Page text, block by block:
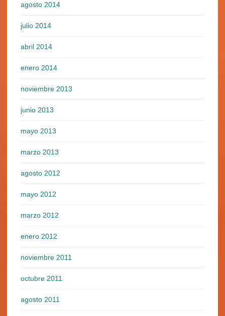
agosto 2014
julio 2014
abril 2014
enero 2014
noviembre 2013
junio 2013
mayo 2013
marzo 2013
agosto 2012
mayo 2012
marzo 2012
enero 2012
noviembre 2011
octubre 2011
agosto 2011